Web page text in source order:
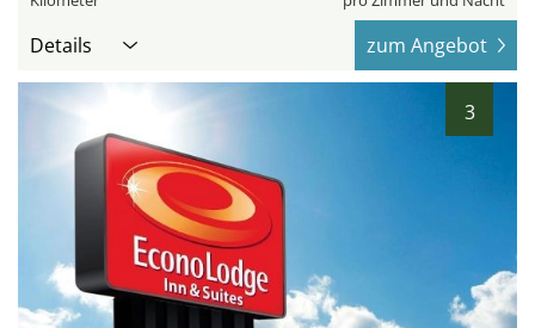
Details zum Angebot
3